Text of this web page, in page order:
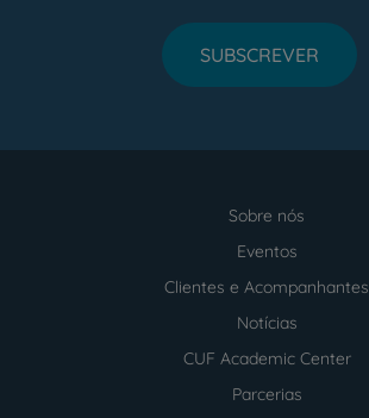
SUBSCREVER
Sobre nós
Eventos
Clientes e Acompanhantes
Notícias
CUF Academic Center
Parcerias